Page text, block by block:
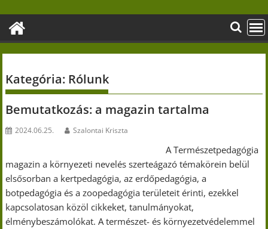
content
Kategória: Rólunk
Bemutatkozás: a magazin tartalma
2024.06.25. Szalontai Kriszta
A Természetpedagógia
magazin a környezeti nevelés szerteágazó témakörein belül
elsősorban a kertpedagógia, az erdőpedagógia, a
botpedagógia és a zoopedagógia területeit érinti, ezekkel
kapcsolatosan közöl cikkeket, tanulmányokat,
élménybeszámolókat. A természet- és környezetvédelemmel